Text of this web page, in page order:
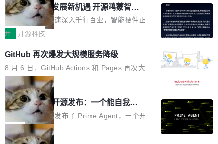
高了。全域营销服务商的竞争正在从规模转向深
度,案例厚度、全域覆盖、多线协同...
或造假。问题是，作为读者，如果你筛选出那些
看起来最令人兴奋的论文，那它们大部分都是过
度宣传的。」 这才是真正的痛点。不是所有论文
都有问题，是最吸引眼球的那批论文最有问题。
他引用的帖子来自 Mathew Shen，一位 ICLR 2
026 的读者：「看了篇 ...
的早期工程师之一，在 Grok 训练基础设施团队
工作过。近日他在 X 上发了一条帖子，列出了他
认为现代 AI 领域最重要的三个开源项目。 第一
理由很具体。FA 系列不需要解释，但 FA2 是他
认为最重要的一个——复杂度恰到好处，刚好能
驱动你去学 CuTe，但还没被那些"邪恶的" Hopp
er++ 优化所淹没，足够容易修改和适配。 更关
键的是 FA2 的持久性...
共商智能硬件发展新机遇 开源鸿蒙智能
硬件开发者日杭州站即将举行
随着万物智联加速深入千行百业，智能硬件正从
单点设备迈向智能化、网联化、协同化发展。作
鸿蒙通过统一技术底座和分布式能力，为不同类
型智能设备的开发、连接与互联提供关键支撑，
也为产业链企业探索产品创新与商业增长打开新
的空间。 8月14日，开源鸿蒙智能硬件开发者日
（OHDD：OpenHarmony Hardware Develope
r Day）将在杭州启航。活动面向智能硬件产业
链企业和开发者，邀请行业专家与资深技术顾
问，围绕开源鸿蒙技术能力、设备适配、芯片适
开 开源科技
GitHub 再次爆发大规模服务降级
8 月 6 日，GitHub Actions 和 Pages 再次大规
模服务降级，Actions 完全不可用超过 5 小时，
webhook 停发，连自托管 runner 也因调度层故
障无法工作。Pages、Copilot code review、C
opilot coding agent 全部受影响。从检测到完全
恢复，大约 12 小时。 这是 2026 年 8 月的第六
起事故，其中四起与 AI/Copilot 服务相关。 Git
局
Prime Agent 开源发布：一个能自我改
进的编程 Agent，ARC-AGI 3 超越人类
专家基线
Prime Intellect 发布了 Prime Agent，一个开源
的编程 Agent Harness，核心设计围绕两个抽
象：Recursive Language Model（RLM）和 C
局